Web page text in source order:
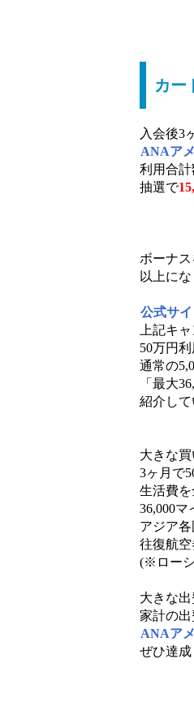
カー
入会後3
ANAア
利用合計
抽選で
ボーナ
以上にな
公式サイ
上記キ
50万円
通常の
「最大
紹介して
大きな
3ヶ月で
生活費を
36,000マ
アジア
往復航空
(※ロー
大きな出
家計の出
ANAア
ぜひ達成